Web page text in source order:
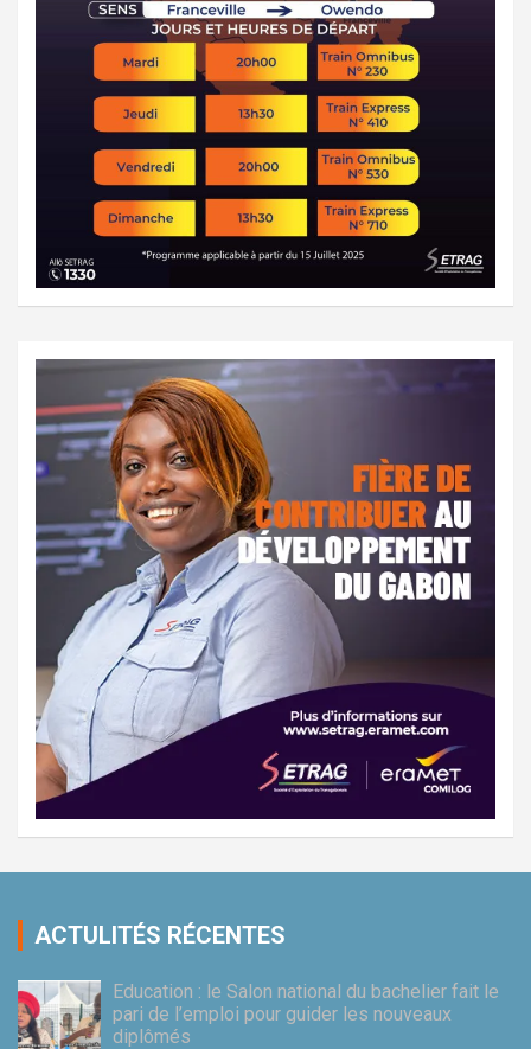
ACTULITÉS RÉCENTES
Education : le Salon national du bachelier fait le
pari de l’emploi pour guider les nouveaux
diplômés